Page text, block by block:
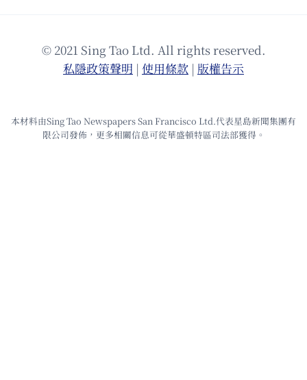
© 2021 Sing Tao Ltd. All rights reserved.
私隱政策聲明 | 使⽤條款 | 版權告⽰
本材料由Sing Tao Newspapers San Francisco Ltd.代表星島新聞集團有
限公司發佈，更多相關信息可從華盛頓特區司法部獲得。